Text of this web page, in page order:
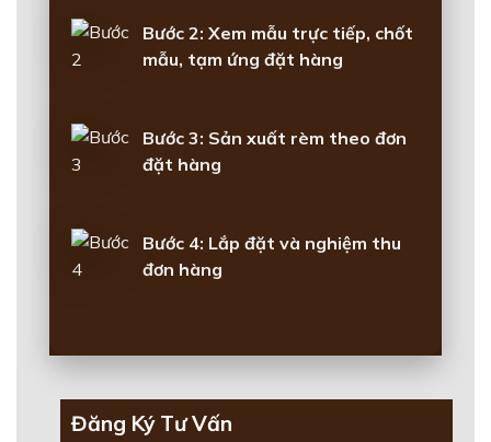
Bước 2: Xem mẫu trực tiếp, chốt
mẫu, tạm ứng đặt hàng
Bước 3: Sản xuất rèm theo đơn
đặt hàng
Bước 4: Lắp đặt và nghiệm thu
đơn hàng
Đăng Ký Tư Vấn